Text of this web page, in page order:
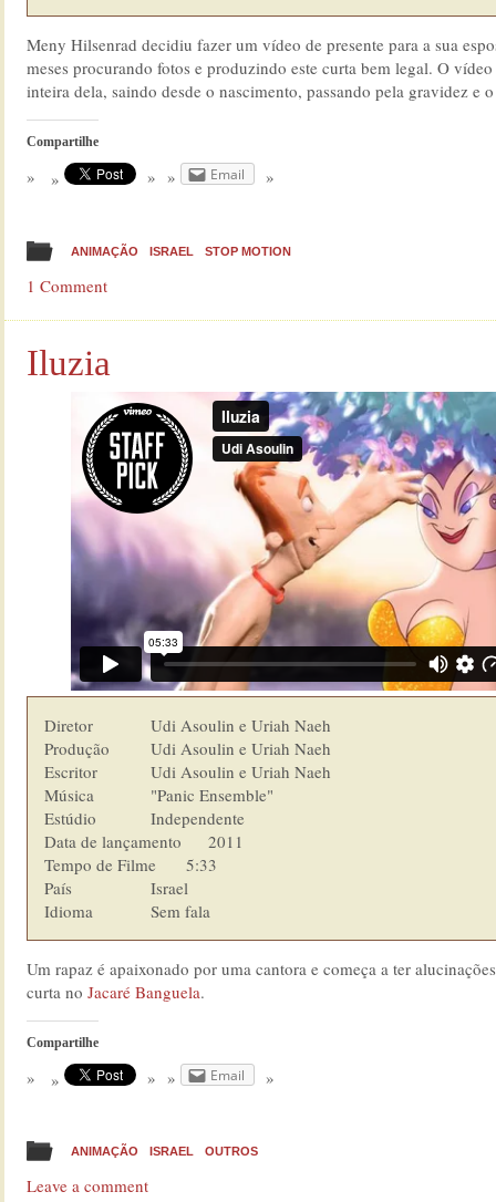
Meny Hilsenrad decidiu fazer um vídeo de presente para a sua
meses procurando fotos e produzindo este curta bem legal. O
inteira dela, saindo desde o nascimento, passando pela gravidez e
Compartilhe
Email
ANIMAÇÃO ISRAEL STOP MOTION
1 Comment
Iluzia
Diretor         	Udi Asoulin e Uriah Naeh
Produção        	Udi Asoulin e Uriah Naeh
Escritor        	Udi Asoulin e Uriah Naeh
Música          	"Panic Ensemble"
Estúdio  	        Independente
Data de lançamento      2011
Tempo de Filme    	5:33
País            	Israel
Idioma  	        Sem fala
Um rapaz é apaixonado por uma cantora e começa a ter
curta no Jacaré Banguela.
Compartilhe
Email
ANIMAÇÃO ISRAEL OUTROS
Leave a comment